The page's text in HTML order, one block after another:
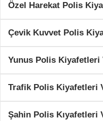
Özel Harekat Polis
Çevik Kuvvet Polis
Yunus Polis Kiyafetleri
Trafik Polis Kiyafetleri
Şahin Polis Kıyafetleri